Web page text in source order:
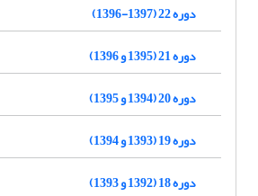
دوره 22 (1397-1396)
دوره 21 (1395 و 1396)
دوره 20 (1394 و 1395)
دوره 19 (1393 و 1394)
دوره 18 (1392 و 1393)